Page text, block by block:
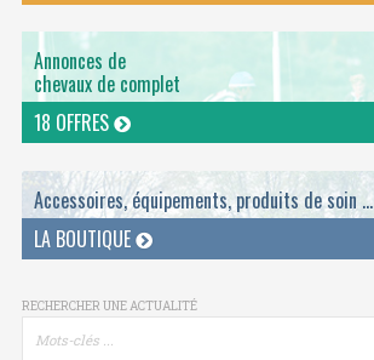
Annonces de
chevaux de complet
18 OFFRES
Accessoires, équipements, produits de soin ...
LA BOUTIQUE
RECHERCHER UNE ACTUALITÉ